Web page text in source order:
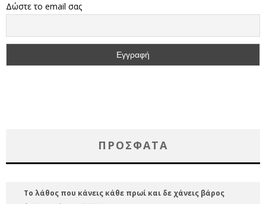
Δώστε το email σας
ΠΡΌΣΦΑΤΑ
Το λάθος που κάνεις κάθε πρωί και δε χάνεις βάρος